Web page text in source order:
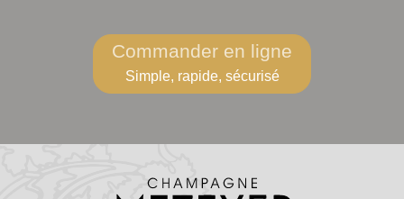
Commander en ligne
Simple, rapide, sécurisé